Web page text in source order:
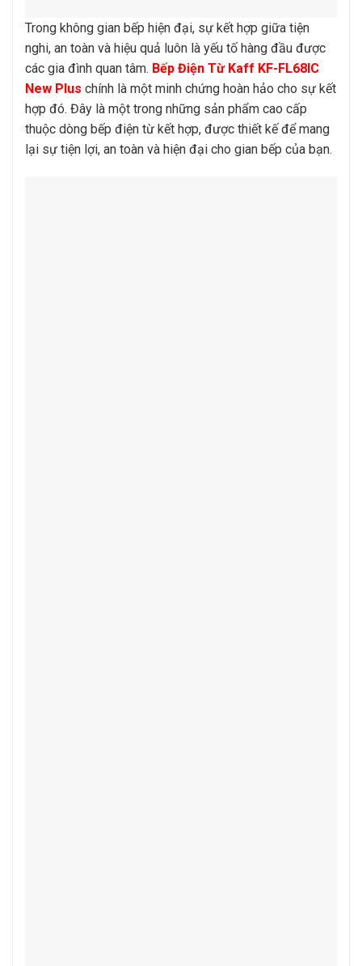
Trong không gian bếp hiện đại, sự kết hợp giữa tiện
nghi, an toàn và hiệu quả luôn là yếu tố hàng đầu được
các gia đình quan tâm. Bếp Điện Từ Kaff KF-FL68IC
New Plus chính là một minh chứng hoàn hảo cho sự kết
hợp đó. Đây là một trong những sản phẩm cao cấp
thuộc dòng bếp điện từ kết hợp, được thiết kế để mang
lại sự tiện lợi, an toàn và hiện đại cho gian bếp của bạn.